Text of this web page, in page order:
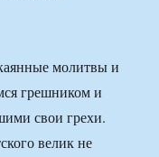
молитвы и
грешником и
свои грехи.
велик не